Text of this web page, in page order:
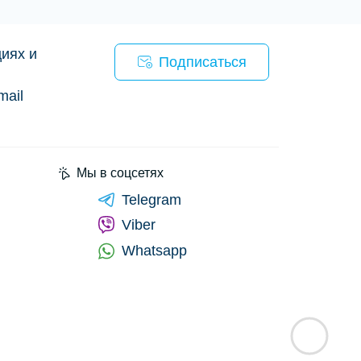
и
Подписаться
Мы в соцсетях
Telegram
Viber
Whatsapp